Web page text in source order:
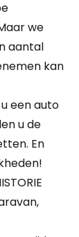
we
aantal
kan
een auto
u de
En